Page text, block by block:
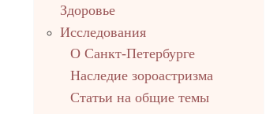
Здоровье
Исследования
О Санкт-Петербурге
Наследие зороастризма
Cтатьи на общие темы